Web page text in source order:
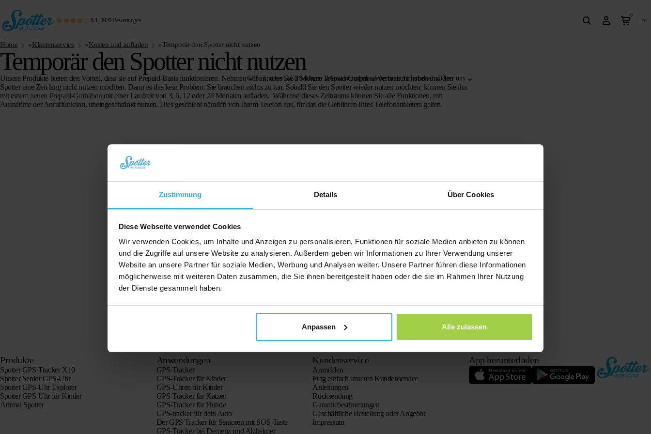
Zustimmung Details Über Cookies
Diese Webseite verwendet Cookies
Wir verwenden Cookies, um Inhalte und Anzeigen zu personalisieren, Funktionen für soziale Medien anbieten zu können
und die Zugriffe auf unsere Website zu analysieren. Außerdem geben wir Informationen zu Ihrer Verwendung unserer
Website an unsere Partner für soziale Medien, Werbung und Analysen weiter. Unsere Partner führen diese Informationen
möglicherweise mit weiteren Daten zusammen, die Sie ihnen bereitgestellt haben oder die sie im Rahmen Ihrer Nutzung
der Dienste gesammelt haben.
Anpassen Alle zulassen
8.4| 1920 Bewertungen
GPS-Tracker GPS-Uhren Anwendungen Wie funktioniert das? Über uns
0
de
Home »Klantenservice »Kosten und aufladen »Temporär den Spotter nicht nutzen
Temporär den Spotter nicht nutzen
Unsere Produkte bieten den Vorteil, dass sie auf Prepaid-Basis funktionieren. Nehmen wir an, dass Sie 3 Monate Prepaid-Guthaben verbraucht haben und den
Spotter eine Zeit lang nicht nutzen möchten. Dann ist das kein Problem. Sie brauchen nichts zu tun. Sobald Sie den Spotter wieder nutzen möchten, können Sie ihn
mit einem neuen Prepaid-Guthaben mit einer Laufzeit von 3, 6, 12 oder 24 Monaten aufladen. Während dieses Zeitraums können Sie alle Funktionen, mit
Ausnahme der Anruffunktion, uneingeschränkt nutzen. Dies geschieht nämlich von Ihrem Telefon aus, für das die Gebühren Ihres Telefonanbieters gelten.
Produkte
Spotter GPS-Tracker X10
Spotter Senior GPS-Uhr
Spotter GPS-Uhr Explorer
Spotter GPS-Uhr für Kinder
Animal Spotter
Anwendungen
GPS-Tracker
GPS-Tracker für Kinder
GPS-Uhren für Kinder
GPS-Tracker für Katzen
GPS-Tracker für Hunde
GPS-tracker für dein Auto
Der GPS Tracker für Senioren mit SOS-Taste
GPS-Tracker bei Demenz und Alzheimer
Kundenservice
Anmelden
Frag einfach unseren Kundenservice
Anleitungen
Rücksendung
Garantiebestimmungen
Geschäftliche Bestellung oder Angebot
Impressum
App herunterladen